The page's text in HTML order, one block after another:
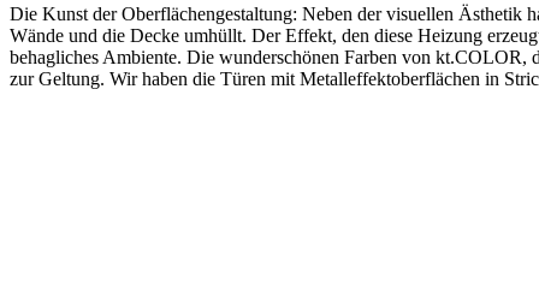
Die Kunst der Oberflächengestaltung: Neben der visuellen Ästhetik
Wände und die Decke umhüllt. Der Effekt, den diese Heizung
behagliches Ambiente. Die wunderschönen Farben von
zur Geltung. Wir haben die Türen mit Metalleffektoberflächen in